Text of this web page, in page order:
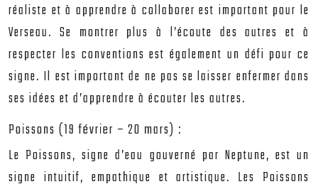
réaliste et à apprendre à collaborer est important pour le
Verseau. Se montrer plus à l’écoute des autres et à
respecter les conventions est également un défi pour ce
signe. Il est important de ne pas se laisser enfermer dans
ses idées et d’apprendre à écouter les autres.
Poissons (19 février – 20 mars) :
Le Poissons, signe d’eau gouverné par Neptune, est un
signe intuitif, empathique et artistique. Les Poissons